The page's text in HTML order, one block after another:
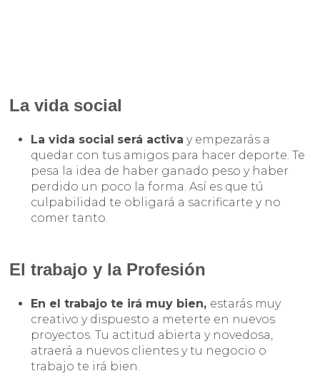
La vida social
La vida social será activa y empezarás a
quedar con tus amigos para hacer deporte. Te
pesa la idea de haber ganado peso y haber
perdido un poco la forma. Así es que tú
culpabilidad te obligará a sacrificarte y no
comer tanto.
El trabajo y la Profesión
En el trabajo te irá muy bien, estarás muy
creativo y dispuesto a meterte en nuevos
proyectos. Tu actitud abierta y novedosa,
atraerá a nuevos clientes y tu negocio o
trabajo te irá bien.